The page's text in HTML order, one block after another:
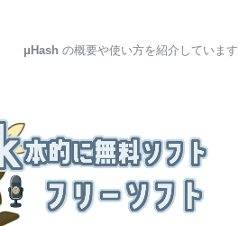
μHash の概要や使い方を紹介しています